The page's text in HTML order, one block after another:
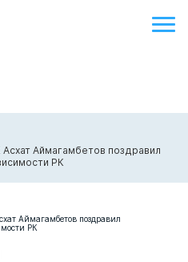
Аймагамбетов поздравил
РК